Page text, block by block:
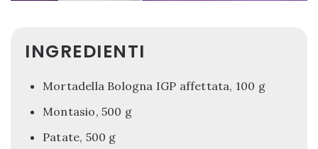
INGREDIENTI
Mortadella Bologna IGP affettata, 100 g
Montasio, 500 g
Patate, 500 g